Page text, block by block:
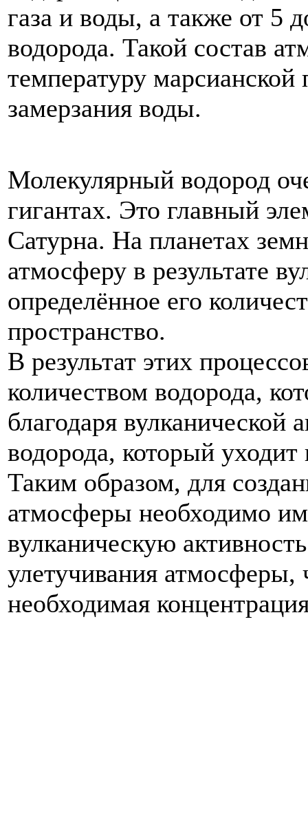
газа и воды, а также от 5
водорода. Такой состав
температуру марсианской
замерзания воды.
Молекулярный водород
гигантах. Это главный
Сатурна. На планетах
атмосферу в результате
определённое его
пространство.
В результат этих
количеством водорода,
благодаря вулканической
водорода, который уходит
Таким образом, для
атмосферы необходимо
вулканическую активность
улетучивания атмосферы,
необходимая